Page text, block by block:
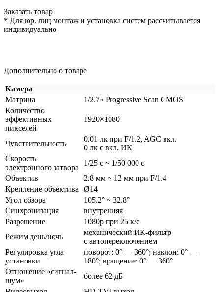
Заказать товар
* Для юр. лиц монтаж и установка систем рассчитывается
индивидуально
Дополнительно о товаре
Камера
Матрица
1/2.7» Progressive Scan CMOS
Количество
эффективных
пикселей
1920×1080
Чувствительность
0.01 лк при F/1.2, AGC вкл.
0 лк с вкл. ИК
Скорость
электронного затвора
1/25 с ~ 1/50 000 с
Объектив
2.8 мм ~ 12 мм при F/1.4
Крепление объектива
Ø14
Угол обзора
105.2° ~ 32.8°
Синхронизация
внутренняя
Разрешение
1080р при 25 к/с
Режим день/ночь
механический ИК-фильтр
с автопереключением
Регулировка угла
установки
поворот: 0° — 360°; наклон: 0° —
180°; вращение: 0° — 360°
Отношение «сигнал-
шум»
более 62 дБ